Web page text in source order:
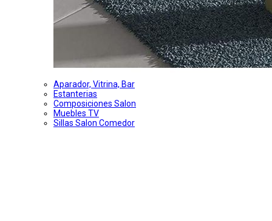
Aparador, Vitrina, Bar
Estanterias
Composiciones Salon
Muebles TV
Sillas Salon Comedor